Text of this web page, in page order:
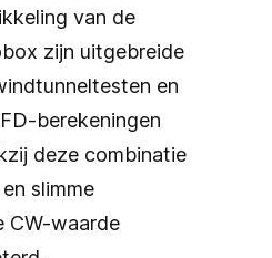
van de
zijn uitgebreide
en
berekeningen
deze combinatie
slimme
CW-waarde